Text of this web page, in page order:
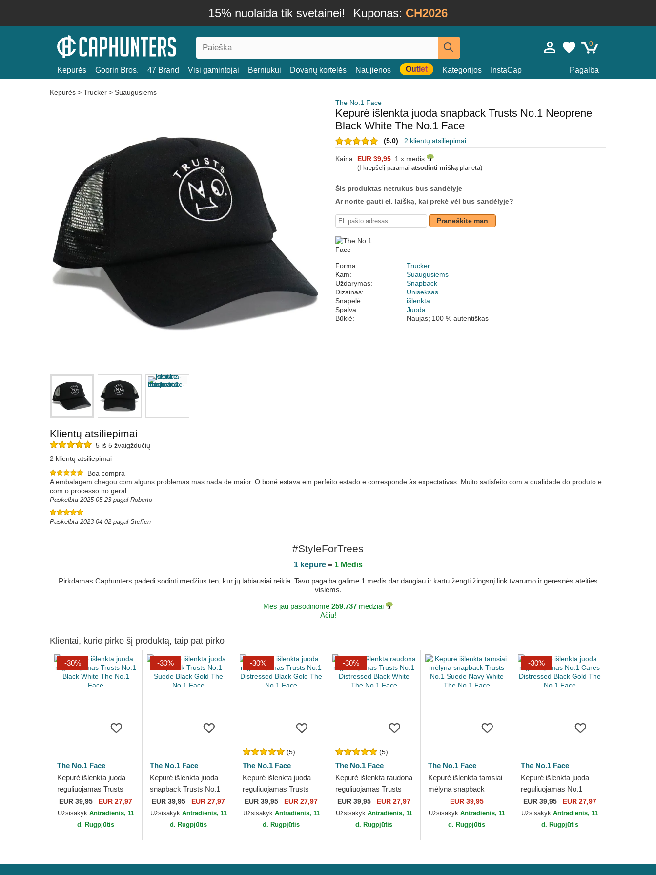
15% nuolaida tik svetainei! Kuponas: CH2026
0
Kepurės Goorin Bros. 47 Brand Visi gamintojai Berniukui Dovanų kortelės Naujienos Outlet Kategorijos InstaCap Pagalba
Kepurės > Trucker > Suaugusiems
The No.1 Face
Kepurė išlenkta juoda snapback Trusts No.1 Neoprene
Black White The No.1 Face
(5.0) 2 klientų atsiliepimai
Kaina: EUR 39,95 1 x medis
(Į krepšelį paramai atsodinti miškąplaneta)
Šis produktas netrukus bus sandėlyje
Ar norite gauti el. laišką, kai prekė vėl bus sandėlyje?
Praneškite man
Forma:
Trucker
Kam:
Suaugusiems
Uždarymas:
Snapback
Dizainas:
Uniseksas
Snapelė:
išlenkta
Spalva:
Juoda
Būklė:
Naujas; 100 % autentiškas
Klientų atsiliepimai
5 iš 5 žvaigždučių
2 klientų atsiliepimai
Boa compra
A embalagem chegou com alguns problemas mas nada de maior. O boné estava em perfeito estado e corresponde às expectativas. Muito satisfeito com a qualidade do produto e
com o processo no geral.
Paskelbta 2025-05-23 pagal Roberto
Paskelbta 2023-04-02 pagal Steffen
#StyleForTrees
1 kepurė= 1 Medis
Pirkdamas Caphunters padedi sodinti medžius ten, kur jų labiausiai reikia. Tavo pagalba galime 1 medis dar daugiau ir kartu žengti žingsnį link tvarumo ir geresnės ateities
visiems.
Mes jau pasodinome 259.737 medžiai
Ačiū!
Klientai, kurie pirko šį produktą, taip pat pirko
-30%
The No.1 Face
Kepurė išlenkta juoda
reguliuojamas Trusts
No.1 Black White The
No.1 Face
EUR39,95 EUR 27,97
Užsisakyk Antradienis, 11
d. Rugpjūtis
-30%
The No.1 Face
Kepurė išlenkta juoda
snapback Trusts No.1
Suede Black Gold The
No.1 Face
EUR39,95 EUR 27,97
Užsisakyk Antradienis, 11
d. Rugpjūtis
-30%
(5)
The No.1 Face
Kepurė išlenkta juoda
reguliuojamas Trusts
No.1 Distressed Black
Gold The No.1 Face
EUR39,95 EUR 27,97
Užsisakyk Antradienis, 11
d. Rugpjūtis
-30%
(5)
The No.1 Face
Kepurė išlenkta raudona
reguliuojamas Trusts
No.1 Distressed Black
White The No.1 Face
EUR39,95 EUR 27,97
Užsisakyk Antradienis, 11
d. Rugpjūtis
The No.1 Face
Kepurė išlenkta tamsiai
mėlyna snapback
Trusts No.1 Suede
Navy White The No.1
EUR 39,95
Užsisakyk Antradienis, 11
d. Rugpjūtis
-30%
The No.1 Face
Kepurė išlenkta juoda
reguliuojamas No.1
Cares Distressed Black
Gold The No.1 Face
EUR 39,95 EUR 27,97
UžsisakykAntradienis, 11
d. Rugpjūtis